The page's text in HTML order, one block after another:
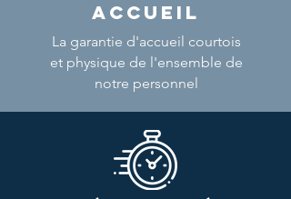
ACCUEIL
La garantie d'accueil courtois
et physique de l'ensemble de
notre personnel